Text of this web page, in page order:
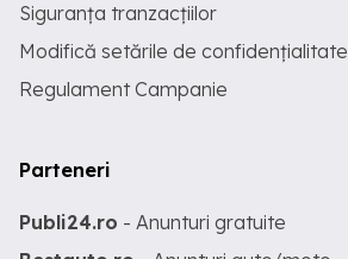
Siguranța tranzacțiilor
Modifică setările de confidențialitate
Regulament Campanie
Parteneri
Publi24.ro - Anunturi gratuite